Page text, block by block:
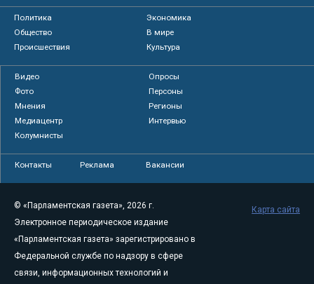
Политика
Экономика
Общество
В мире
Происшествия
Культура
Видео
Опросы
Фото
Персоны
Мнения
Регионы
Медиацентр
Интервью
Колумнисты
Контакты Реклама Вакансии
© «Парламентская газета», 2026 г.
Электронное периодическое издание
«Парламентская газета» зарегистрировано в
Федеральной службе по надзору в сфере
связи, информационных технологий и
Карта сайта